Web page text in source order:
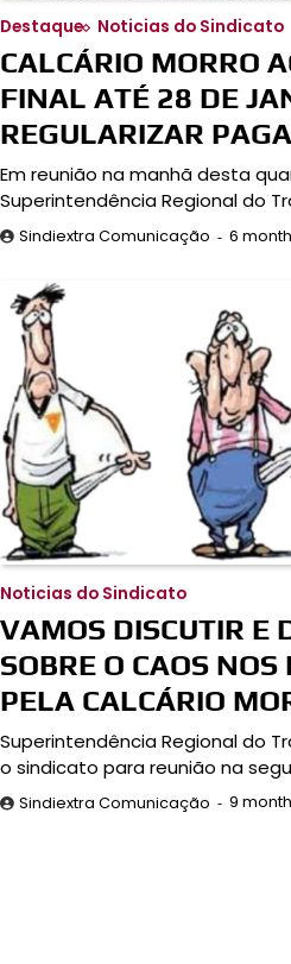
Destaque Noticias do Sindicato
CALCÁRIO MORRO
FINAL ATÉ 28 DE
REGULARIZAR
Em reunião na manhã desta
Superintendência Regional do
Sindiextra Comunicação 6
Noticias do Sindicato
VAMOS DISCUTIR E
SOBRE O CAOS
PELA CALCÁRIO
Superintendência Regional do
o sindicato para reunião na
Sindiextra Comunicação 9